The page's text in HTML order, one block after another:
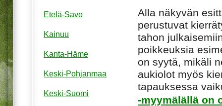
Alla näkyvän
perustuvat
tahon
poikkeuksia
on syytä, mikäli
aukiolot myös
tapauksessa
-myymälällä on
Etelä-Savo
Kainuu
Kanta-Häme
Keski-Pohjanmaa
Keski-Suomi